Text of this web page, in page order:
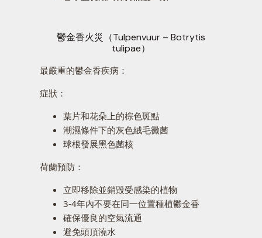
鬱金香火災（Tulpenvuur – Botrytis
tulipae）
最嚴重的鬱金香疾病：
症狀：
葉片和花朵上的棕色斑點
潮濕條件下的灰色絨毛黴菌
球根發展黑色菌核
荷蘭預防：
立即移除並銷毀受感染的植物
3-4年內不要在同一位置種植鬱金香
確保優良的空氣流通
避免頭頂澆水